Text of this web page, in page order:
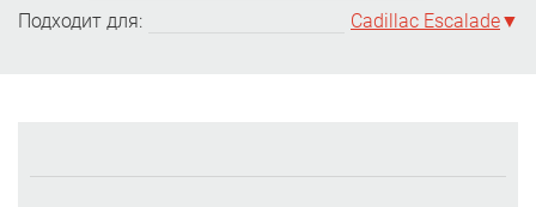
Подходит для:
Cadillac Escalade